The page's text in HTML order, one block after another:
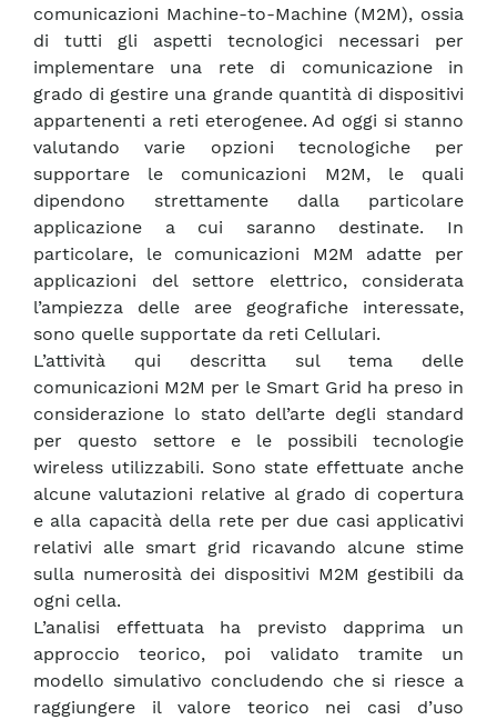
comunicazioni Machine-to-Machine (M2M), ossia
di tutti gli aspetti tecnologici necessari per
implementare una rete di comunicazione in
grado di gestire una grande quantità di dispositivi
appartenenti a reti eterogenee. Ad oggi si stanno
valutando varie opzioni tecnologiche per
supportare le comunicazioni M2M, le quali
dipendono strettamente dalla particolare
applicazione a cui saranno destinate. In
particolare, le comunicazioni M2M adatte per
applicazioni del settore elettrico, considerata
l’ampiezza delle aree geografiche interessate,
sono quelle supportate da reti Cellulari.
L’attività qui descritta sul tema delle
comunicazioni M2M per le Smart Grid ha preso in
considerazione lo stato dell’arte degli standard
per questo settore e le possibili tecnologie
wireless utilizzabili. Sono state effettuate anche
alcune valutazioni relative al grado di copertura
e alla capacità della rete per due casi applicativi
relativi alle smart grid ricavando alcune stime
sulla numerosità dei dispositivi M2M gestibili da
ogni cella.
L’analisi effettuata ha previsto dapprima un
approccio teorico, poi validato tramite un
modello simulativo concludendo che si riesce a
raggiungere il valore teorico nei casi d’uso